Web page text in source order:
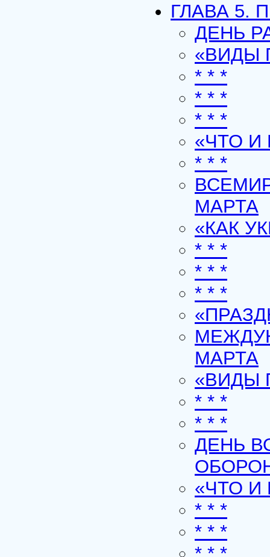
ГЛАВА 5.
ДЕНЬ
«ВИДЫ
* * *
* * *
* * *
«ЧТО И
* * *
МАРТА
«КАК
* * *
* * *
* * *
МАРТА
«ВИДЫ
* * *
* * *
ДЕНЬ
«ЧТО И
* * *
* * *